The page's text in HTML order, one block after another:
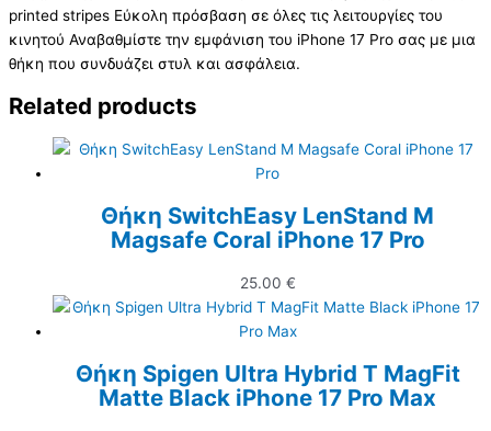
printed stripes Εύκολη πρόσβαση σε όλες τις λειτουργίες του
κινητού Αναβαθμίστε την εμφάνιση του iPhone 17 Pro σας με μια
θήκη που συνδυάζει στυλ και ασφάλεια.
Related products
Θήκη SwitchEasy LenStand M
Magsafe Coral iPhone 17 Pro
25.00 €
Θήκη Spigen Ultra Hybrid T MagFit
Matte Black iPhone 17 Pro Max